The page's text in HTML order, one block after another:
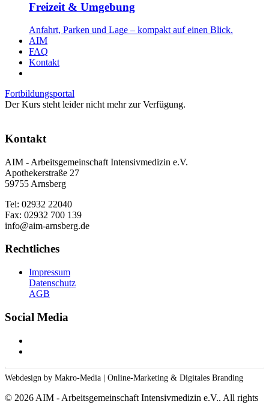
Freizeit & Umgebung
Anfahrt, Parken und Lage – kompakt auf einen Blick.
AIM
FAQ
Kontakt
Fortbildungsportal
Der Kurs steht leider nicht mehr zur Verfügung.
Kontakt
AIM - Arbeitsgemeinschaft Intensivmedizin e.V.
Apothekerstraße 27
59755 Arnsberg
Tel: 02932 22040
Fax: 02932 700 139
info@aim-arnsberg.de
Rechtliches
Impressum
Datenschutz
AGB
Social Media
Webdesign by Makro-Media | Online-Marketing & Digitales Branding
© 2026 AIM - Arbeitsgemeinschaft Intensivmedizin e.V.. All rights